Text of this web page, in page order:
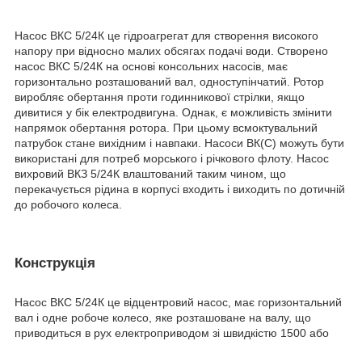
Насос ВКС 5/24К це гідроагрегат для створення високого
напору при відносно малих обсягах подачі води. Створено
насос ВКС 5/24К на основі консольних насосів, має
горизонтально розташований вал, одноступінчатий. Ротор
виробляє обертання проти годинникової стрілки, якщо
дивитися у бік електродвигуна. Однак, є можливість змінити
напрямок обертання ротора. При цьому всмоктувальний
патрубок стане вихідним і навпаки. Насоси ВК(С) можуть бути
використані для потреб морського і річкового флоту. Насос
вихровий ВКЗ 5/24К влаштований таким чином, що
перекачується рідина в корпусі входить і виходить по дотичній
до робочого колеса.
Конструкція
Насос ВКС 5/24К це відцентровий насос, має горизонтальний
вал і одне робоче колесо, яке розташоване на валу, що
приводиться в рух електроприводом зі швидкістю 1500 або